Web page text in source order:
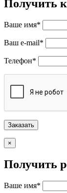
Получить
Ваше имя*
Ваш e-mail*
Телефон*
×
Получить
Ваше имя*